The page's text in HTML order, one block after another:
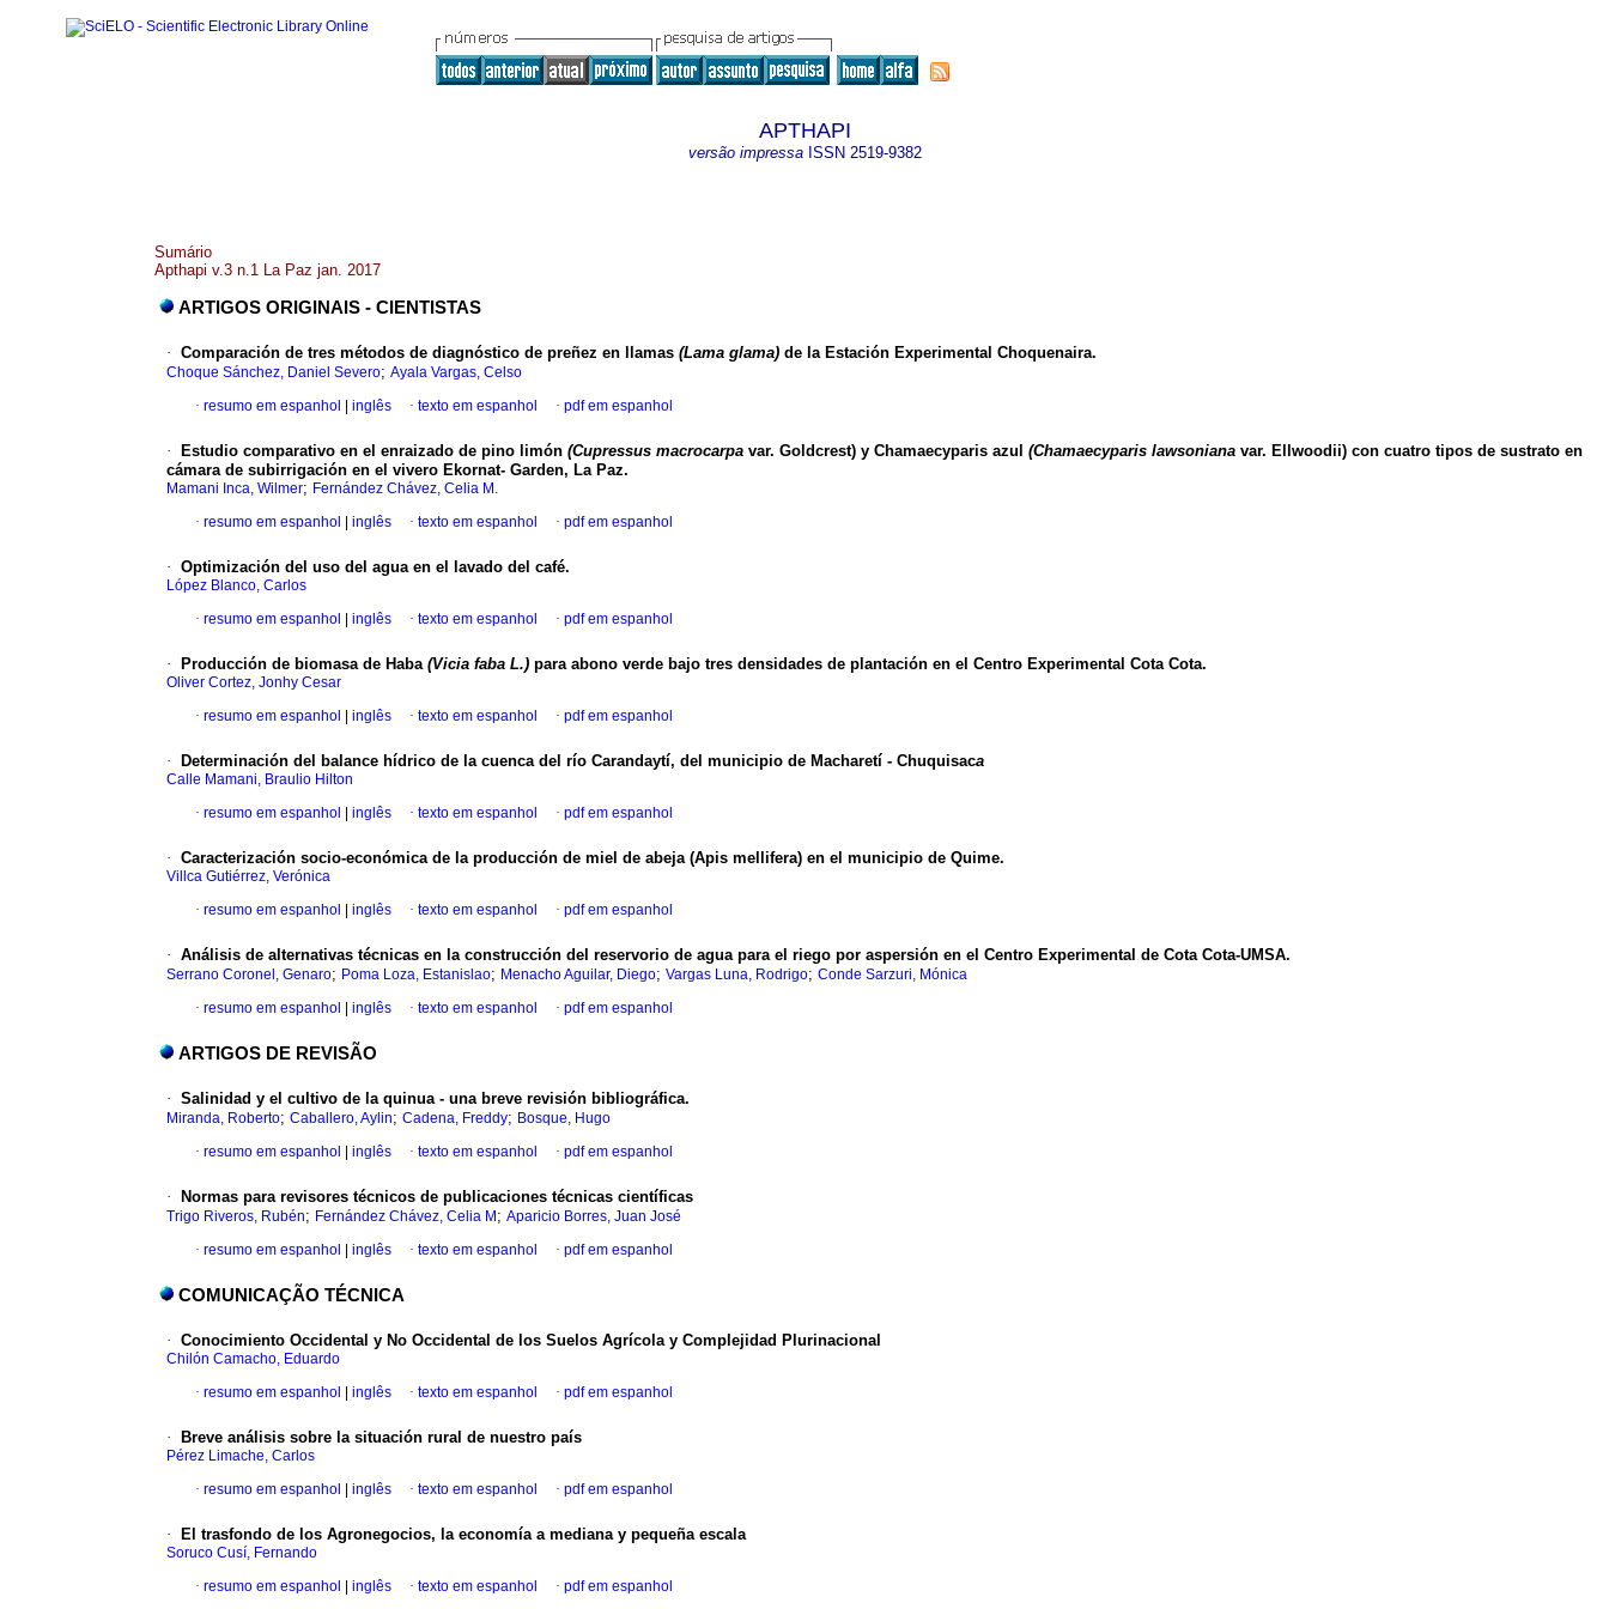
APTHAPI
versão impressaISSN 2519-9382
Sumário
Apthapi v.3 n.1 La Paz jan. 2017
ARTIGOS ORIGINAIS - CIENTISTAS
· Comparación de tres métodos de diagnóstico de preñez en llamas (Lama glama) de la Estación Experimental Choquenaira.
Choque Sánchez, Daniel Severo; Ayala Vargas, Celso
· resumo em espanhol inglês · texto em espanhol · pdf em espanhol
· Estudio comparativo en el enraizado de pino limón (Cupressus macrocarpa var. Goldcrest) y Chamaecyparis azul (Chamaecyparis lawsoniana var. Ellwoodii) con cuatro tipos de sustrato en
cámara de subirrigación en el vivero Ekornat- Garden, La Paz.
Mamani Inca, Wilmer; Fernández Chávez, Celia M.
· resumo em espanhol inglês · texto em espanhol · pdf em espanhol
· Optimización del uso del agua en el lavado del café.
López Blanco, Carlos
· resumo em espanhol inglês · texto em espanhol · pdf em espanhol
· Producción de biomasa de Haba (Vicia faba L.) para abono verde bajo tres densidades de plantación en el Centro Experimental Cota Cota.
Oliver Cortez, Jonhy Cesar
· resumo em espanhol inglês · texto em espanhol · pdf em espanhol
· Determinación del balance hídrico de la cuenca del río Carandaytí, del municipio de Macharetí - Chuquisaca
Calle Mamani, Braulio Hilton
· resumo em espanhol inglês · texto em espanhol · pdf em espanhol
· Caracterización socio-económica de la producción de miel de abeja (Apis mellifera) en el municipio de Quime.
Villca Gutiérrez, Verónica
· resumo em espanhol inglês · texto em espanhol · pdf em espanhol
· Análisis de alternativas técnicas en la construcción del reservorio de agua para el riego por aspersión en el Centro Experimental de Cota Cota-UMSA.
Serrano Coronel, Genaro; Poma Loza, Estanislao; Menacho Aguilar, Diego; Vargas Luna, Rodrigo; Conde Sarzuri, Mónica
· resumo em espanhol inglês · texto em espanhol · pdf em espanhol
ARTIGOS DE REVISÃO
· Salinidad y el cultivo de la quinua - una breve revisión bibliográfica.
Miranda, Roberto; Caballero, Aylin; Cadena, Freddy; Bosque, Hugo
· resumo em espanhol inglês · texto em espanhol · pdf em espanhol
· Normas para revisores técnicos de publicaciones técnicas científicas
Trigo Riveros, Rubén; Fernández Chávez, Celia M ; Aparicio Borres, Juan José
· resumo em espanhol inglês · texto em espanhol · pdf em espanhol
COMUNICAÇÃO TÉCNICA
· Conocimiento Occidental y No Occidental de los Suelos Agrícola y Complejidad Plurinacional
Chilón Camacho, Eduardo
· resumo em espanhol inglês · texto em espanhol · pdf em espanhol
· Breve análisis sobre la situación rural de nuestro país
Pérez Limache, Carlos
· resumo em espanhol inglês · texto em espanhol · pdf em espanhol
· El trasfondo de los Agronegocios, la economía a mediana y pequeña escala
Soruco Cusí, Fernando
· resumo em espanhol inglês · texto em espanhol · pdf em espanhol